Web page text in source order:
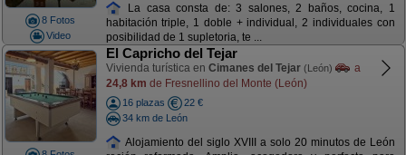
8 Fotos
Video
La casa consta de: 3 salones, 2 baños, cocina, 1
habitación triple, 1 doble + individual, 2 individuales con
posibilidad de 1 supletoria, te ...
El Capricho del Tejar
Vivienda turística en Cimanes del Tejar (León)
a
24,8 km de Fresnellino del Monte (León)
16 plazas
22 €
34 km de León
Alojamiento del siglo XVIII a solo 20 minutos de León